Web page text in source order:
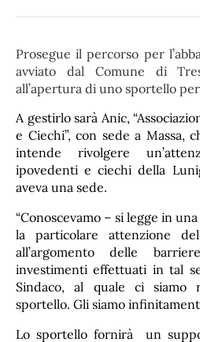
Prosegue il percorso per
avviato dal Comune di
all’apertura di uno sportello
A gestirlo sarà Anic,
e Ciechi”, con sede a Massa,
intende rivolgere
ipovedenti e ciechi della
aveva una sede.
“Conoscevamo – si legge in
la particolare attenzione
all’argomento delle
investimenti effettuati in tal
Sindaco, al quale ci
sportello. Gli siamo
Lo sportello fornirà un